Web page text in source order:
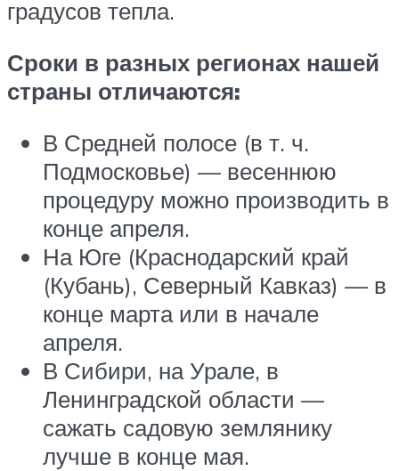
градусов тепла.
Сроки в разных регионах нашей
страны отличаются:
В Средней полосе (в т. ч.
Подмосковье) — весеннюю
процедуру можно производить в
конце апреля.
На Юге (Краснодарский край
(Кубань), Северный Кавказ) — в
конце марта или в начале
апреля.
В Сибири, на Урале, в
Ленинградской области —
сажать садовую землянику
лучше в конце мая.